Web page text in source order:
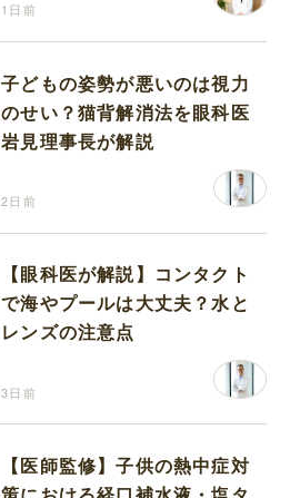
1日前
子どもの姿勢が悪いのは視力
のせい？猫背解消法を眼科医
岩見理事長が解説
2日前
【眼科医が解説】コンタクト
で海やプールは大丈夫？水と
レンズの注意点
3日前
【医師監修】子供の熱中症対